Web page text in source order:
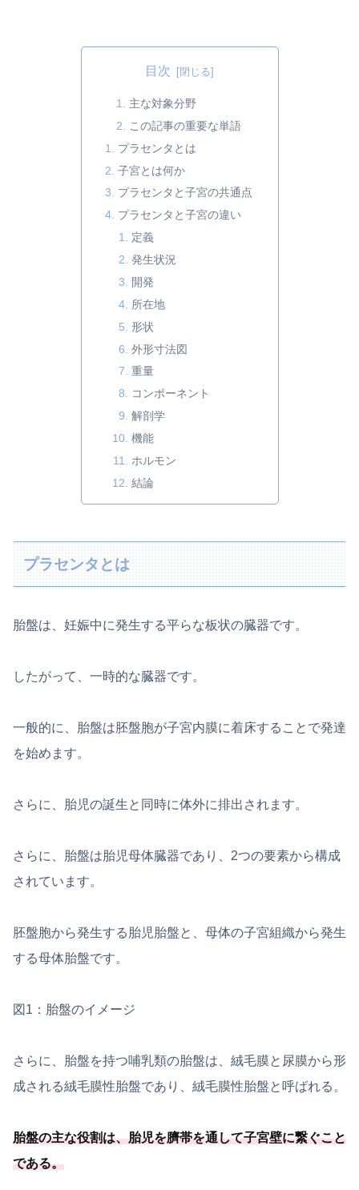
目次
主な対象分野
この記事の重要な単語
プラセンタとは
子宮とは何か
プラセンタと子宮の共通点
プラセンタと子宮の違い
定義
発生状況
開発
所在地
形状
外形寸法図
重量
コンポーネント
解剖学
機能
ホルモン
結論
プラセンタとは
胎盤は、妊娠中に発生する平らな板状の臓器です。
したがって、一時的な臓器です。
一般的に、胎盤は胚盤胞が子宮内膜に着床することで発達
を始めます。
さらに、胎児の誕生と同時に体外に排出されます。
さらに、胎盤は胎児母体臓器であり、2つの要素から構成
されています。
胚盤胞から発生する胎児胎盤と、母体の子宮組織から発生
する母体胎盤です。
図1：胎盤のイメージ
さらに、胎盤を持つ哺乳類の胎盤は、絨毛膜と尿膜から形
成される絨毛膜性胎盤であり、絨毛膜性胎盤と呼ばれる。
胎盤の主な役割は、胎児を臍帯を通して子宮壁に繋ぐこと
である。